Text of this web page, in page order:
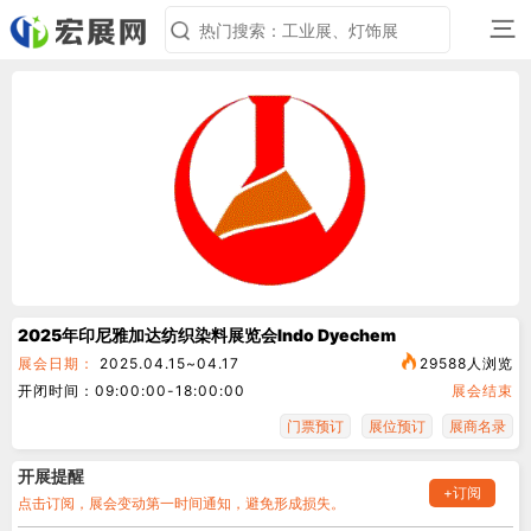
三
2025年印尼雅加达纺织染料展览会Indo Dyechem
展会日期： 2025.04.15~04.17
29588人浏览
开闭时间：09:00:00-18:00:00
展会结束
门票预订
展位预订 展商名录
开展提醒
点击订阅，展会变动第一时间通知，避免形成损失。
+订阅